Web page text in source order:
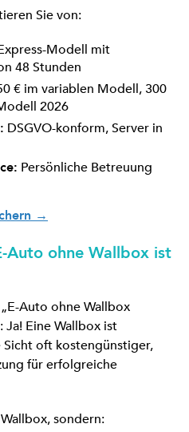
Sie von:
Modell mit
48 Stunden
€ im variablen Modell, 300
2026
DSGVO-konform, Server in
Persönliche Betreuung
→
Auto ohne Wallbox ist
Auto ohne Wallbox
Eine Wallbox ist
oft kostengünstiger,
für erfolgreiche
sondern: